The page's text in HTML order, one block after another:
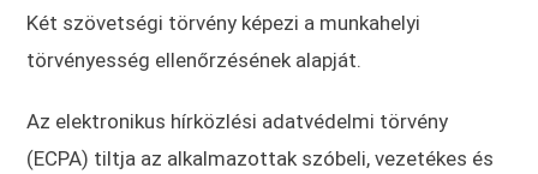
Két szövetségi törvény képezi a munkahelyi
törvényesség ellenőrzésének alapját.
Az elektronikus hírközlési adatvédelmi törvény
(ECPA) tiltja az alkalmazottak szóbeli, vezetékes és